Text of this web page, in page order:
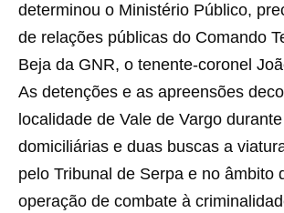
determinou o Ministério Público,
de relações públicas do Comando
Beja da GNR, o tenente-coronel
As detenções e as apreensões
localidade de Vale de Vargo
domiciliárias e duas buscas a
pelo Tribunal de Serpa e no âmbito
operação de combate à